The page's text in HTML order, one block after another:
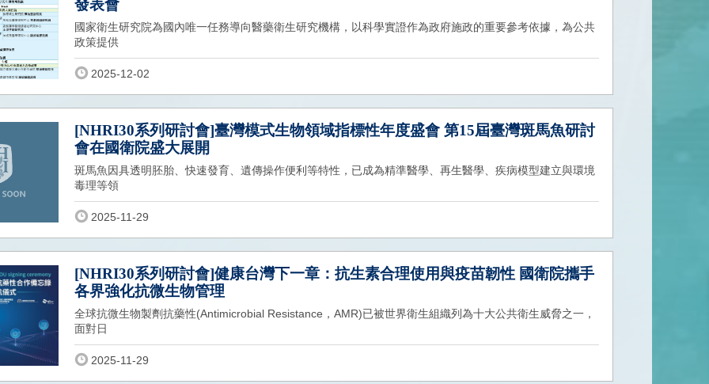
發表會
國家衛生研究院為國內唯一任務導向醫藥衛生研究機構，以科學實證作為政府施政的重要參考依據，為公共
政策提供
2025-12-02
[NHRI30系列研討會]臺灣模式生物領域指標性年度盛會 第15屆臺灣斑馬魚研討
會在國衛院盛大展開
斑馬魚因具透明胚胎、快速發育、遺傳操作便利等特性，已成為精準醫學、再生醫學、疾病模型建立與環境
毒理等領
2025-11-29
[NHRI30系列研討會]健康台灣下一章：抗生素合理使用與疫苗韌性 國衛院攜手
各界強化抗微生物管理
全球抗微生物製劑抗藥性(Antimicrobial Resistance，AMR)已被世界衛生組織列為十大公共衛生威脅之一，
面對日
2025-11-29